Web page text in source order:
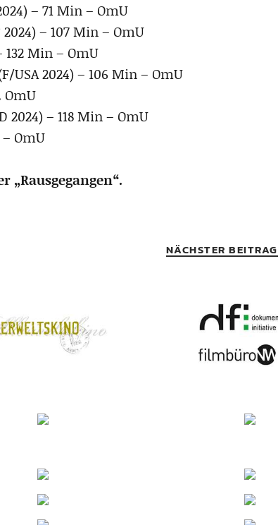
– 71 Min – OmU
– 107 Min – OmU
Min – OmU
USA 2024) – 106 Min – OmU
OmU
– 118 Min – OmU
OmU
„Rausgegangen“.
NÄCHSTER BEITRAG